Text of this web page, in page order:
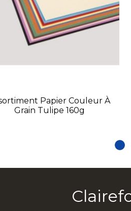
Papier Couleur À
Grain Tulipe 160g